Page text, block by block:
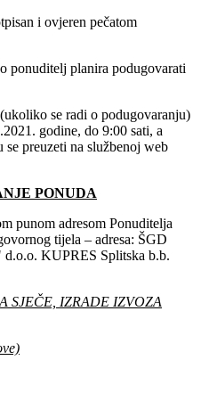
i ovjeren pečatom
ponuditelj planira podugovarati
se radi o podugovaranju)
godine, do 9:00 sati, a
preuzeti na službenoj web
PONUDA
punom adresom Ponuditelja
tijela – adresa: ŠGD
KUPRES Splitska b.b.
SJEČE, IZRADE IZVOZA